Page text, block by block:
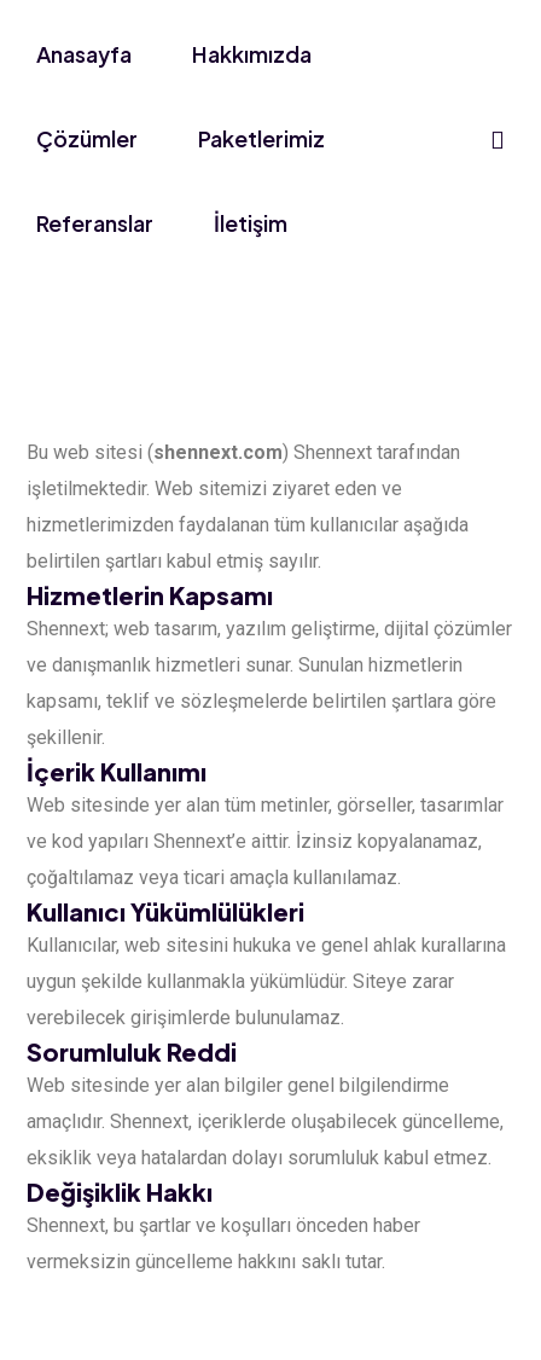
Anasayfa Hakkımızda
Çözümler Paketlerimiz
Referanslar İletişim
Bu web sitesi (shennext.com) Shennext tarafından
işletilmektedir. Web sitemizi ziyaret eden ve
hizmetlerimizden faydalanan tüm kullanıcılar aşağıda
belirtilen şartları kabul etmiş sayılır.
Hizmetlerin Kapsamı
Shennext; web tasarım, yazılım geliştirme, dijital çözümler
ve danışmanlık hizmetleri sunar. Sunulan hizmetlerin
kapsamı, teklif ve sözleşmelerde belirtilen şartlara göre
şekillenir.
İçerik Kullanımı
Web sitesinde yer alan tüm metinler, görseller, tasarımlar
ve kod yapıları Shennext’e aittir. İzinsiz kopyalanamaz,
çoğaltılamaz veya ticari amaçla kullanılamaz.
Kullanıcı Yükümlülükleri
Kullanıcılar, web sitesini hukuka ve genel ahlak kurallarına
uygun şekilde kullanmakla yükümlüdür. Siteye zarar
verebilecek girişimlerde bulunulamaz.
Sorumluluk Reddi
Web sitesinde yer alan bilgiler genel bilgilendirme
amaçlıdır. Shennext, içeriklerde oluşabilecek güncelleme,
eksiklik veya hatalardan dolayı sorumluluk kabul etmez.
Değişiklik Hakkı
Shennext, bu şartlar ve koşulları önceden haber
vermeksizin güncelleme hakkını saklı tutar.